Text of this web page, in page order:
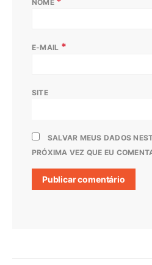
NOME
E-MAIL *
SITE
SALVAR MEUS DADOS
PRÓXIMA VEZ QUE EU